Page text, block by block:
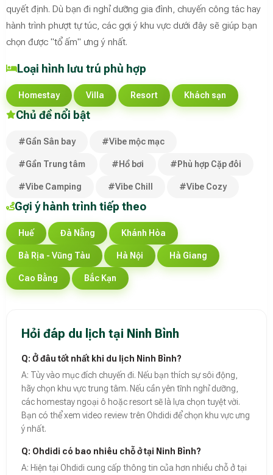
quyết định. Dù bạn đi nghỉ dưỡng gia đình, chuyến công tác hay
hành trình phượt tự túc, các gợi ý khu vực dưới đây sẽ giúp bạn
chọn được "tổ ấm" ưng ý nhất.
Loại hình lưu trú phù hợp
Homestay Villa Resort Khách sạn
Chủ đề nổi bật
#Gần Sân bay #Vibe mộc mạc
#Gần Trung tâm #Hồ bơi #Phù hợp Cặp đôi
#Vibe Camping #Vibe Chill #Vibe Cozy
Gợi ý hành trình tiếp theo
Huế Đà Nẵng Khánh Hòa
Bà Rịa - Vũng Tàu Hà Nội Hà Giang
Cao Bằng Bắc Kạn
Hỏi đáp du lịch tại Ninh Bình
Q: Ở đâu tốt nhất khi du lịch Ninh Bình?
A: Tùy vào mục đích chuyến đi. Nếu bạn thích sự sôi động,
hãy chọn khu vực trung tâm. Nếu cần yên tĩnh nghỉ dưỡng,
các homestay ngoại ô hoặc resort sẽ là lựa chọn tuyệt vời.
Bạn có thể xem video review trên Ohdidi để chọn khu vực ưng
ý nhất.
Q: Ohdidi có bao nhiêu chỗ ở tại Ninh Bình?
A: Hiện tại Ohdidi cung cấp thông tin của hơn nhiều chỗ ở tại